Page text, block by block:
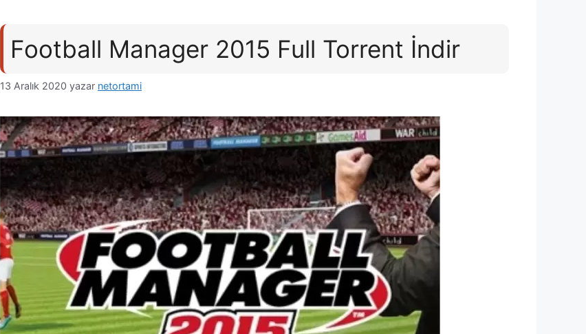
Football Manager 2015 Full Torrent İndir
13 Aralık 2020 yazar netortami